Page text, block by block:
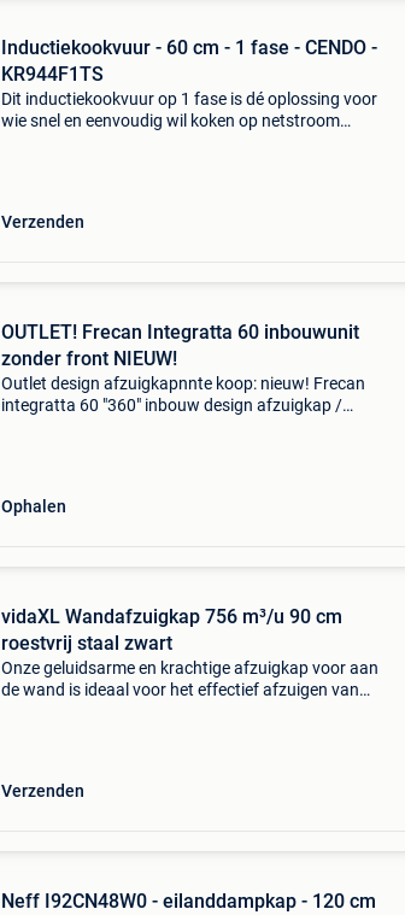
Inductiekookvuur - 60 cm - 1 fase - CENDO -
KR944F1TS
Dit inductiekookvuur op 1 fase is dé oplossing voor
wie snel en eenvoudig wil koken op netstroom
Verzenden
OUTLET! Frecan Integratta 60 inbouwunit
zonder front NIEUW!
Outlet design afzuigkapnnte koop: nieuw! Frecan
integratta 60 "360" inbouw design afzuigkap /
Ophalen
vidaXL Wandafzuigkap 756 m³/u 90 cm
roestvrij staal zwart
Onze geluidsarme en krachtige afzuigkap voor aan
de wand is ideaal voor het effectief afzuigen van
Verzenden
Neff I92CN48W0 - eilanddampkap - 120 cm